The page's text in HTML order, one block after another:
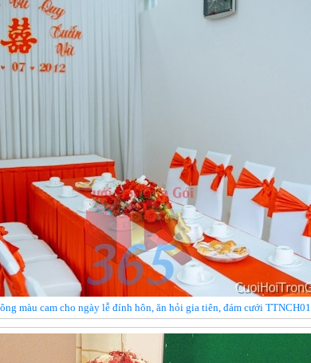
màu cam cho ngày lễ đính hôn, ăn hỏi gia tiên, đám cưới TTNCH01